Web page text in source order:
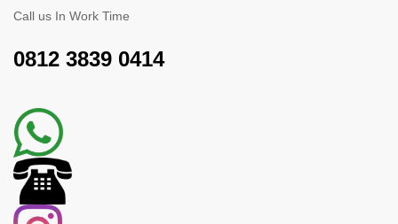
Call us In Work Time
0812 3839 0414